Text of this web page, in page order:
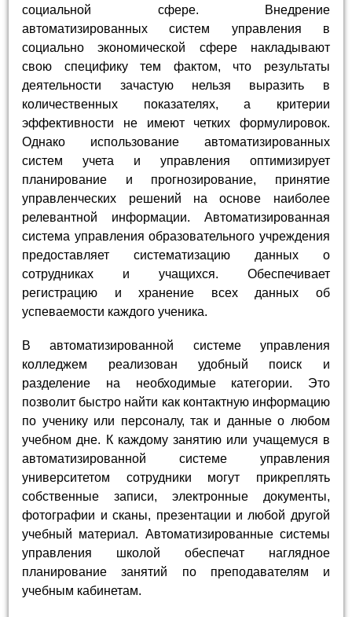
социальной сфере. Внедрение
автоматизированных систем управления в
социально экономической сфере накладывают
свою специфику тем фактом, что результаты
деятельности зачастую нельзя выразить в
количественных показателях, а критерии
эффективности не имеют четких формулировок.
Однако использование автоматизированных
систем учета и управления оптимизирует
планирование и прогнозирование, принятие
управленческих решений на основе наиболее
релевантной информации. Автоматизированная
система управления образовательного учреждения
предоставляет систематизацию данных о
сотрудниках и учащихся. Обеспечивает
регистрацию и хранение всех данных об
успеваемости каждого ученика.
В автоматизированной системе управления
колледжем реализован удобный поиск и
разделение на необходимые категории. Это
позволит быстро найти как контактную информацию
по ученику или персоналу, так и данные о любом
учебном дне. К каждому занятию или учащемуся в
автоматизированной системе управления
университетом сотрудники могут прикреплять
собственные записи, электронные документы,
фотографии и сканы, презентации и любой другой
учебный материал. Автоматизированные системы
управления школой обеспечат наглядное
планирование занятий по преподавателям и
учебным кабинетам.